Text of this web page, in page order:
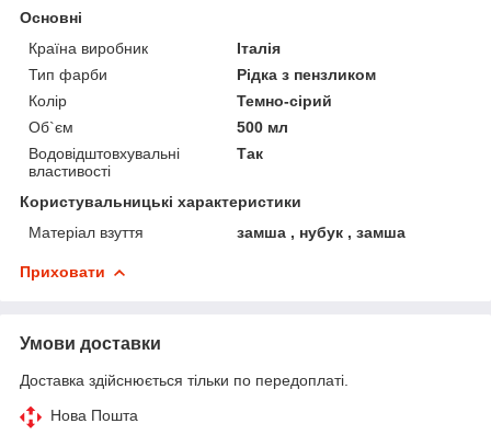
Основні
Країна виробник
Італія
Тип фарби
Рідка з пензликом
Колір
Темно-сірий
Об`єм
500 мл
Водовідштовхувальні
властивості
Так
Користувальницькі характеристики
Матеріал взуття
замша , нубук , замша
Приховати
Умови доставки
Доставка здійснюється тільки по передоплаті.
Нова Пошта